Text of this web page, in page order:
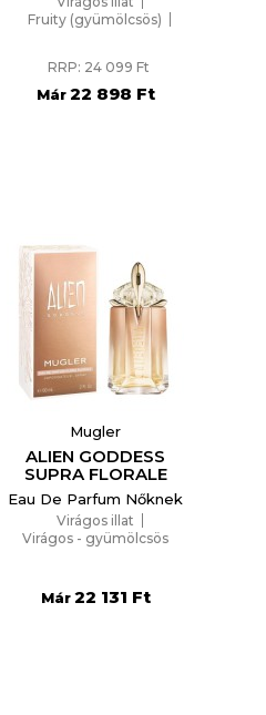
Fruity (gyümölcsös)
Már
RRP: 24 099 Ft
22 898 Ft
Mugler
ALIEN GODDESS
SUPRA FLORALE
Eau De Parfum Nőknek
Virágos illat
Virágos - gyümölcsös
Már22 131 Ft